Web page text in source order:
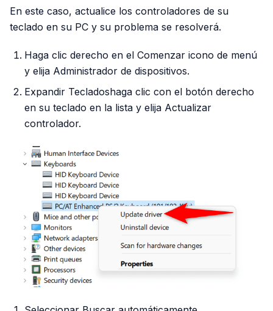
En este caso, actualice los controladores de su
teclado en su PC y su problema se resolverá.
Haga clic derecho en el Comenzar icono de menú
y elija Administrador de dispositivos.
Expandir Tecladoshaga clic con el botón derecho
en su teclado en la lista y elija Actualizar
controlador.